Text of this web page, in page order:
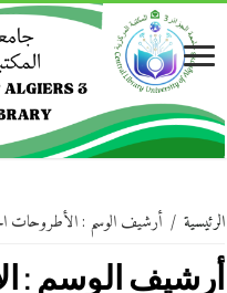
الرئيسية / أرشيف الوسم : الأطروحات
أرشيف الوسم :